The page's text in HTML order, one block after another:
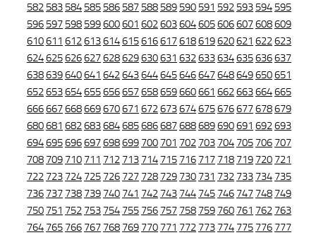
582 583 584 585 586 587 588 589 590 591 592 593 594 595
596 597 598 599600601 602603604605606607608609
610611 612613614615616617618619620621 622623
624625626627628629630631 632633634635636637
638639640641 642643644645646647648649650651
652653654655656657658659660661 662663664665
666667668669670671 672673674675676677678679
680681 682683684685686687688689690691 692693
694695696697698699 700 701 702 703 704 705 706 707
708 709 710 711 712 713 714 715 716 717 718 719 720 721
722 723 724 725 726 727 728 729 730 731 732 733 734 735
736 737 738 739 740 741 742 743 744 745 746 747 748 749
750 751 752 753 754 755 756 757 758 759 760 761 762 763
764 765 766 767 768 769 770 771 772 773 774 775 776 777